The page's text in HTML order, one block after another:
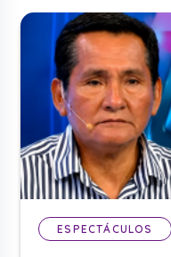
ESPECTÁCULOS